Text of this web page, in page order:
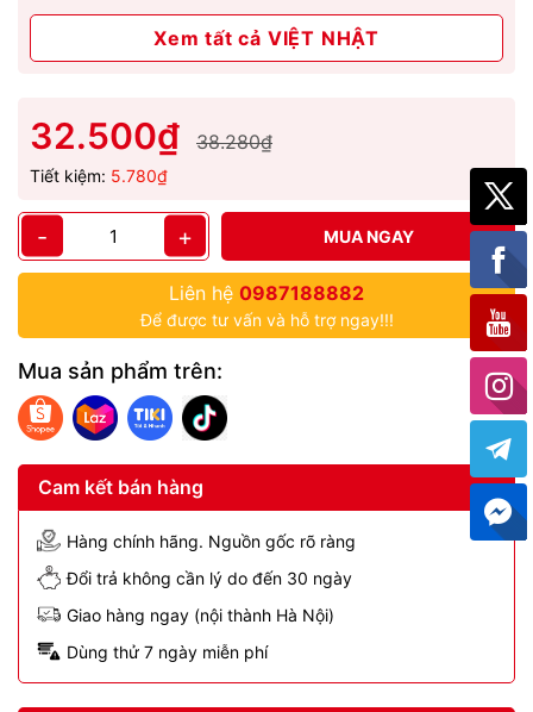
Xem tất cả VIỆT NHẬT
32.500₫ 38.280₫
Tiết kiệm: 5.780₫
- + MUA NGAY
Liên hệ 0987188882
Để được tư vấn và hỗ trợ ngay!!!
Mua sản phẩm trên:
Cam kết bán hàng
Hàng chính hãng. Nguồn gốc rõ ràng
Đổi trả không cần lý do đến 30 ngày
Giao hàng ngay (nội thành Hà Nội)
Dùng thử 7 ngày miễn phí